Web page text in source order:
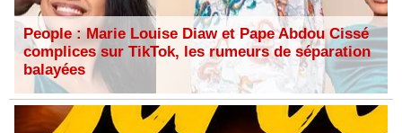
People : Marie Louise Diaw et Pape Abdou Cissé
complices sur TikTok, les rumeurs de séparation
balayées